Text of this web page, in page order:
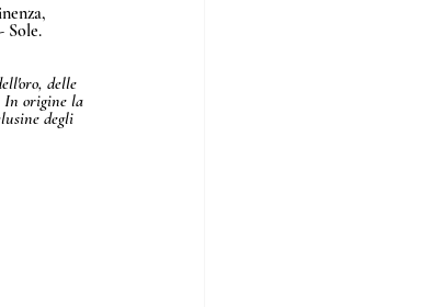
Sole.
delle
In origine la
degli